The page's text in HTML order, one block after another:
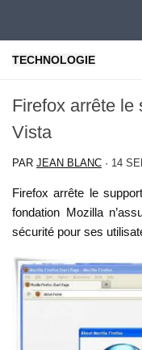
TECHNOLOGIE
Firefox arrête le
Vista
PAR JEAN BLANC · 14
Firefox arrête le
fondation Mozilla
sécurité pour ses